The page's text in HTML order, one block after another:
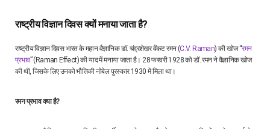
राष्ट्रीय विज्ञान दिवस क्यों मनाया जाता है?
राष्ट्रीय विज्ञान दिवस भारत के महान वैज्ञानिक डॉ. चंद्रशेखर वेंकट रमन (C.V. Raman) की खोज “रमन
प्रभाव” (Raman Effect) की याद में मनाया जाता है। 28 फरवरी 1928 को डॉ. रमन ने वैज्ञानिक खोज
की थी, जिसके लिए उनको भौतिकी नोबेल पुरस्कार 1930 में मिला था।
रमन प्रभाव क्या है?